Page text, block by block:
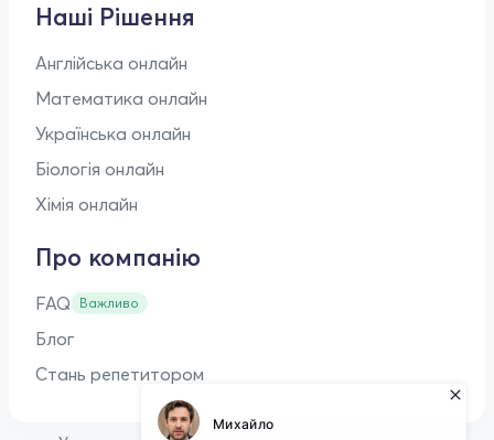
Наші Рішення
Англійська онлайн
Математика онлайн
Українська онлайн
Біологія онлайн
Хімія онлайн
Про компанію
FAQ Важливо
Блог
Стань репетитором